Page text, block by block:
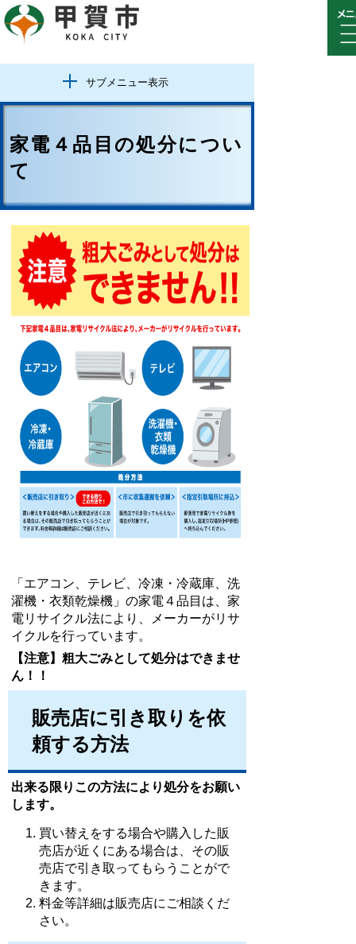
サブメニュー表示
家電４品目の処分につい
て
「エアコン、テレビ、冷凍・冷蔵庫、洗
濯機・衣類乾燥機」の家電４品目は、家
電リサイクル法により、メーカーがリサ
イクルを行っています。
【注意】粗大ごみとして処分はできませ
ん！！
販売店に引き取りを依
頼する方法
出来る限りこの方法により処分をお願い
します。
買い替えをする場合や購入した販
売店が近くにある場合は、その販
売店で引き取ってもらうことがで
きます。
料金等詳細は販売店にご相談くだ
さい。